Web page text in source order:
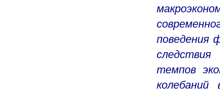
поведения
следствия
темпов
колебаний